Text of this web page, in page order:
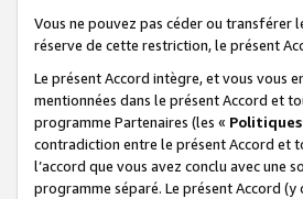
Vous ne pouvez pas céder ou transférer
réserve de cette restriction, le présent
Le présent Accord intègre, et vous vous
mentionnées dans le présent Accord et
programme Partenaires (les «
contradiction entre le présent Accord et
l’accord que vous avez conclu avec une
programme séparé. Le présent Accord